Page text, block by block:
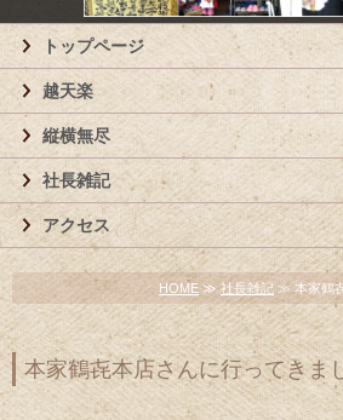
トップページ
越天楽
縦横無尽
社長雑記
アクセス
HOME ≫ 社長雑記 ≫ 本家鶴
本家鶴㐂本店さんに行ってきま